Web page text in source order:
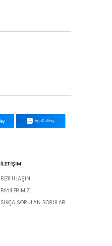
İLETİŞİM
BIZE ULAŞIN
BAYILERIMIZ
SIKÇA SORULAN SORULAR